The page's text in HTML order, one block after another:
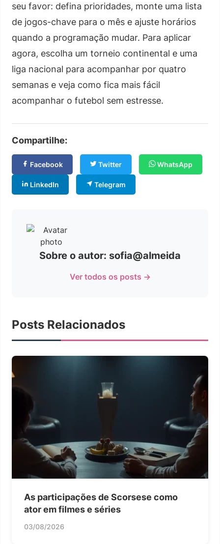
seu favor: defina prioridades, monte uma lista
de jogos-chave para o mês e ajuste horários
quando a programação mudar. Para aplicar
agora, escolha um torneio continental e uma
liga nacional para acompanhar por quatro
semanas e veja como fica mais fácil
acompanhar o futebol sem estresse.
Compartilhe:
Facebook Twitter WhatsApp
LinkedIn Telegram
Sobre o autor: sofia@almeida
Ver todos os posts →
Posts Relacionados
As participações de Scorsese como
ator em filmes e séries
03/08/2026